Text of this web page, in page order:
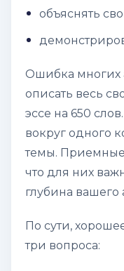
объяснять
Ошибка многих
описать весь
эссе на 650
вокруг одного
темы.
что для них
глубина вашего
По сути,
три вопроса: